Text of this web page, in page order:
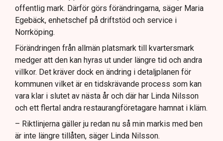
offentlig mark. Därför görs förändringarna, säger Maria
Egebäck, enhetschef på driftstöd och service i
Norrköping.
Förändringen från allmän platsmark till kvartersmark
medger att den kan hyras ut under längre tid och andra
villkor. Det kräver dock en ändring i detaljplanen för
kommunen vilket är en tidskrävande process som kan
vara klar i slutet av nästa år och där har Linda Nilsson
och ett flertal andra restaurangföretagare hamnat i kläm.
– Riktlinjerna gäller ju redan nu så min markis med ben
är inte längre tillåten, säger Linda Nilsson.